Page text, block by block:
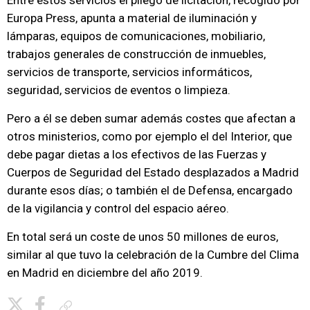
Europa Press, apunta a material de iluminación y
lámparas, equipos de comunicaciones, mobiliario,
trabajos generales de construcción de inmuebles,
servicios de transporte, servicios informáticos,
seguridad, servicios de eventos o limpieza.
Pero a él se deben sumar además costes que afectan a
otros ministerios, como por ejemplo el del Interior, que
debe pagar dietas a los efectivos de las Fuerzas y
Cuerpos de Seguridad del Estado desplazados a Madrid
durante esos días; o también el de Defensa, encargado
de la vigilancia y control del espacio aéreo.
En total será un coste de unos 50 millones de euros,
similar al que tuvo la celebración de la Cumbre del Clima
en Madrid en diciembre del año 2019.